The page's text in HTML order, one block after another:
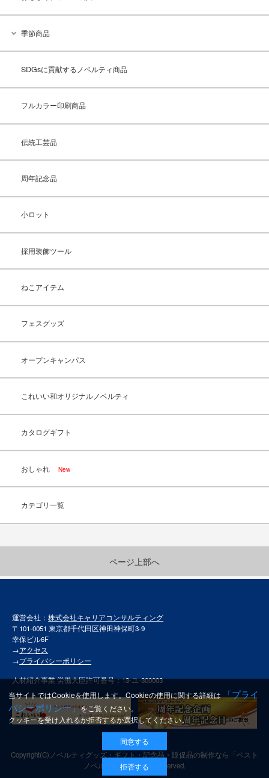
季節商品
SDGsに貢献するノベルティ商品
フルカラー印刷商品
伝統工芸品
周年記念品
小ロット
採用装飾ツール
ねこアイテム
フェスグッズ
オープンキャンパス
これいい和オリジナルノベルティ
カタログギフト
おしゃれ New
カテゴリ一覧
ページ上部へ
運営会社：株式会社キャリアコンサルティング
〒101-0051 東京都千代田区神田神保町3-9
幸保ビル6F
→アクセス
→プライバシーポリシー
人材紹介事業 労働大臣許可番号：13-ユ-300003
Copyright(C) ノベルティグッズ・ギフト・記念品・販促品の制作なら「ベスト
ノベルティ」All rights reserved.
当サイトではCookieを使用します。Cookieの使用に関する詳細は
「プライ
バシーポリシー」をご覧ください。
クッキーを受け入れるか拒否するか選択してください。
同意する
拒否する